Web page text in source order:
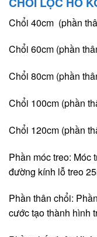
Chổi 40cm (phần
Chổi 60cm (phần
Chổi 80cm (phần
Chổi 100cm (phần
Chổi 120cm (phần
Phần móc treo: Móc
đường kính lỗ treo
Phần thân chổi:
cước tạo thành hình